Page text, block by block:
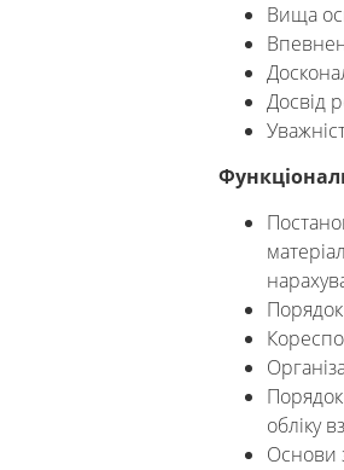
Вища
Досвід
Порядок
обліку
Основи